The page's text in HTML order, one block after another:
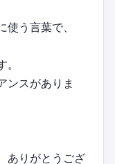
う言葉で、
ンスがありま
ありがとうござ